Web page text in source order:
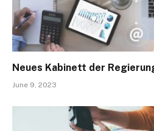
Neues Kabinett der
June 9, 2023